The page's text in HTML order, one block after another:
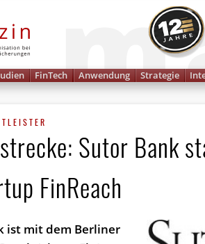
FinTech Anwendung Strategie
Sutor Bank
FinReach
ist mit dem Berliner